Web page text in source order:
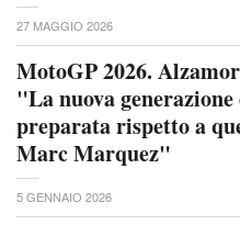
27 MAGGIO 2026
MotoGP 2026.
"La nuova generazione
preparata rispetto a
Marc Marquez"
5 GENNAIO 2026